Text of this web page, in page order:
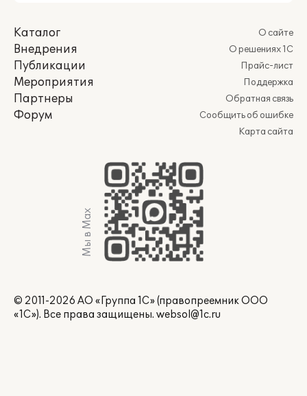
Каталог
Внедрения
Публикации
Мероприятия
Партнеры
Форум
О сайте
О решениях 1С
Прайс-лист
Поддержка
Обратная связь
Сообщить об ошибке
Карта сайта
Мы в Max
© 2011-2026 АО «Группа 1С» (правопреемник ООО
«1С»). Все права защищены. websol@1c.ru